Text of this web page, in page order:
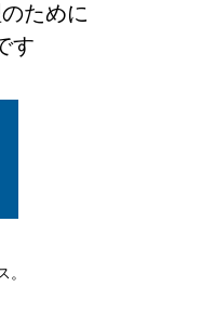
ために
す